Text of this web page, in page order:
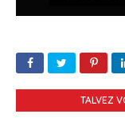
TALVEZ